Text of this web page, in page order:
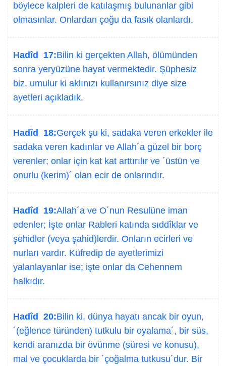
böylece kalpleri de katılaşmış bulunanlar gibi
olmasınlar. Onlardan çoğu da fasık olanlardı.
Hadîd 17:Bilin ki gerçekten Allah, ölümünden
sonra yeryüzüne hayat vermektedir. Şüphesiz
biz, umulur ki aklınızı kullanırsınız diye size
ayetleri açıkladık.
Hadîd 18:Gerçek şu ki, sadaka veren erkekler ile
sadaka veren kadınlar ve Allah´a güzel bir borç
verenler; onlar için kat kat arttırılır ve ´üstün ve
onurlu (kerim)´ olan ecir de onlarındır.
Hadîd 19:Allah´a ve O´nun Resulüne iman
edenler; İşte onlar Rableri katında sıddîklar ve
şehidler (veya şahid)lerdir. Onların ecirleri ve
nurları vardır. Küfredip de ayetlerimizi
yalanlayanlar ise; işte onlar da Cehennem
halkıdır.
Hadîd 20:Bilin ki, dünya hayatı ancak bir oyun,
´(eğlence türünden) tutkulu bir oyalama´, bir süs,
kendi aranızda bir övünme (süresi ve konusu),
mal ve çocuklarda bir ´çoğalma tutkusu´dur. Bir